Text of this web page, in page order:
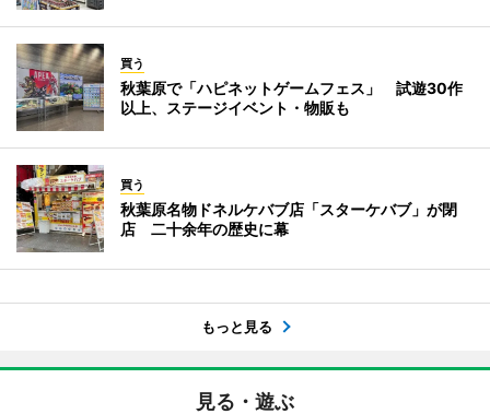
買う
秋葉原で「ハピネットゲームフェス」 試遊30作
以上、ステージイベント・物販も
買う
秋葉原名物ドネルケバブ店「スターケバブ」が閉
店 二十余年の歴史に幕
もっと見る
見る・遊ぶ